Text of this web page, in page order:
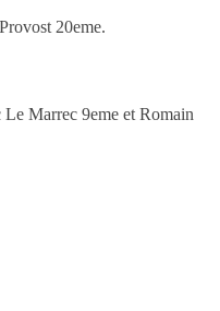
20eme.
Marrec 9eme et Romain